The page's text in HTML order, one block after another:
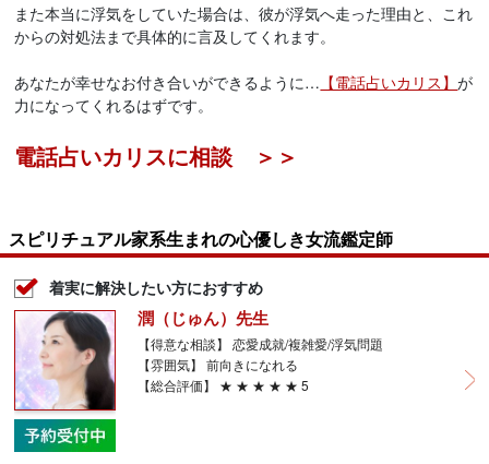
また本当に浮気をしていた場合は、彼が浮気へ走った理由と、これ
からの対処法まで具体的に言及してくれます。
あなたが幸せなお付き合いができるように… 【電話占いカリス】が
力になってくれるはずです。
電話占いカリスに相談 ＞＞
スピリチュアル家系生まれの心優しき女流鑑定師
着実に解決したい方におすすめ
潤（じゅん）先生
【得意な相談】 恋愛成就/複雑愛/浮気問題
【雰囲気】 前向きになれる
【総合評価】 ★ ★ ★ ★ ★ 5